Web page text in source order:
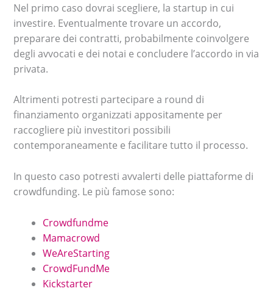
Nel primo caso dovrai scegliere, la startup in cui
investire. Eventualmente trovare un accordo,
preparare dei contratti, probabilmente coinvolgere
degli avvocati e dei notai e concludere l’accordo in via
privata.
Altrimenti potresti partecipare a round di
finanziamento organizzati appositamente per
raccogliere più investitori possibili
contemporaneamente e facilitare tutto il processo.
In questo caso potresti avvalerti delle piattaforme di
crowdfunding. Le più famose sono:
Crowdfundme
Mamacrowd
WeAreStarting
CrowdFundMe
Kickstarter